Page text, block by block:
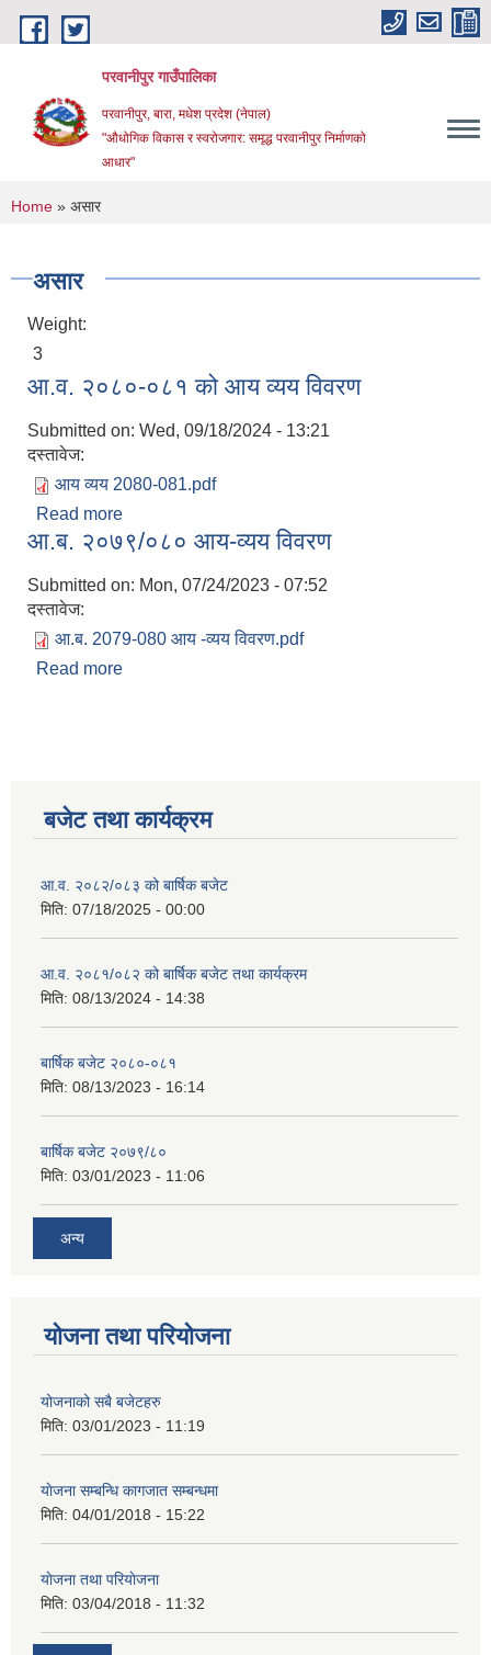
Skip to main content
परवानीपुर गाउँपालिका
परवानीपुर, बारा, मधेश प्रदेश (नेपाल)
"औधोगिक विकास र स्वरोजगार: समृद्ध परवानीपुर निर्माणको
आधार"
You are here
Home » असार
असार
Weight:
3
आ.व. २०८०-०८१ को आय व्यय विवरण
Submitted on: Wed, 09/18/2024 - 13:21
दस्तावेज:
आय व्यय 2080-081.pdf
Read more
आ.ब. २०७९/०८० आय-व्यय विवरण
Submitted on: Mon, 07/24/2023 - 07:52
दस्तावेज:
आ.ब. 2079-080 आय -व्यय विवरण.pdf
Read more
बजेट तथा कार्यक्रम
आ.व. २०८२/०८३ को बार्षिक बजेट
मिति: 07/18/2025 - 00:00
आ.व. २०८१/०८२ को बार्षिक बजेट तथा कार्यक्रम
मिति: 08/13/2024 - 14:38
बार्षिक बजेट २०८०-०८१
मिति: 08/13/2023 - 16:14
बार्षिक बजेट २०७९/८०
मिति: 03/01/2023 - 11:06
अन्य
योजना तथा परियोजना
योजनाको सबै बजेटहरु
मिति: 03/01/2023 - 11:19
याेजना सम्बन्धि कागजात सम्बन्धमा
मिति: 04/01/2018 - 15:22
याेजना तथा परियाेजना
मिति: 03/04/2018 - 11:32